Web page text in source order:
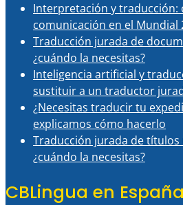
Interpretación y traducción:
comunicación en el Mundial
Traducción jurada de
¿cuándo la necesitas?
Inteligencia artificial y
sustituir a un traductor
¿Necesitas traducir tu
explicamos cómo hacerlo
Traducción jurada de
¿cuándo la necesitas?
CBLingua en España